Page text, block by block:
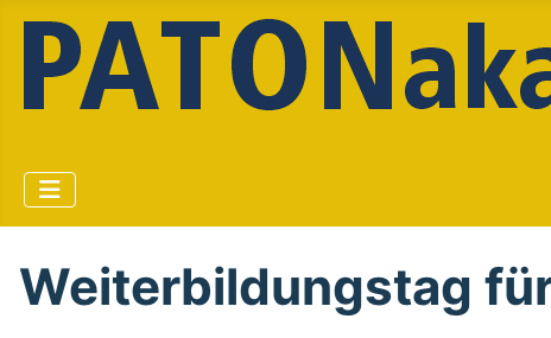
Weiterbildungstag